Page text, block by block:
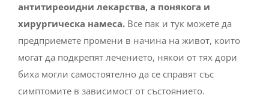
антитиреоидни лекарства, а понякога и
хирургическа намеса.Все пак и тук можете да
предприемете промени в начина на живот, които
могат да подкрепят лечението, някои от тях дори
биха могли самостоятелно да се справят със
симптомите в зависимост от състоянието.